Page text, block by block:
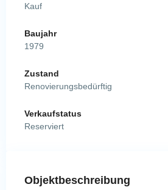
Kauf
Baujahr
1979
Zustand
Renovierungsbedürftig
Verkaufstatus
Reserviert
Objektbeschreibung